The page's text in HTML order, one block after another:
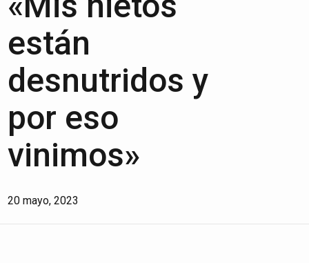
están
desnutridos y
por eso
vinimos»
20 mayo, 2023